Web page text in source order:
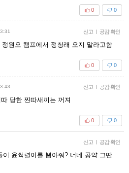
0
0
신고 | 공감 확인
원오 캠프에서 정청래 오지 말라고함
0
0
신고 | 공감 확인
당한 찐따새끼는 꺼져
0
0
신고 | 공감 확인
윤썩렬이를 뽑아줘? 너네 공약 그딴